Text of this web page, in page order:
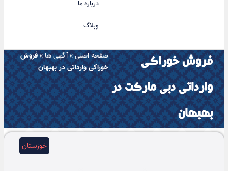
درباره ما
وبلاگ
فروش خوراکی
وارداتی دبی مارکت در
بهبهان
صفحه اصلی»آگهی ها»فروش
خوراکی وارداتی در بهبهان
خوزستان